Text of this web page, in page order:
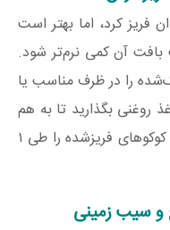
فریز کرد، اما بهتر است
بافت آن کمی نرم‌تر شود.
را در ظرف مناسب یا
روغنی بگذارید تا به هم
نچسبند. برای کیفیت بهتر، بهتر است کوکوهای فریزشده را طی ۱
و سیب زمینی